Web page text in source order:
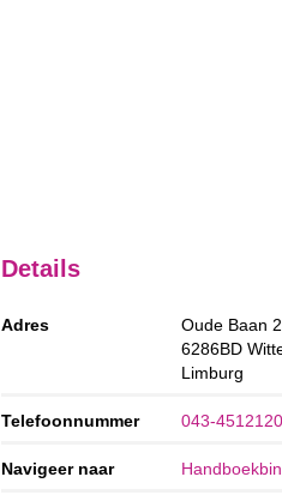
Details
Adres
Oude Baan
6286BD
Limburg
Telefoonnummer 043-4512120
Navigeer naar